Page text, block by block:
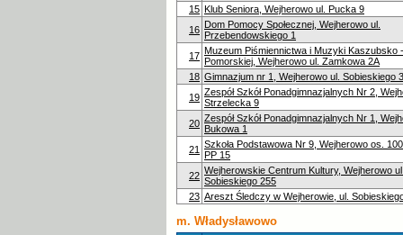
15 Klub Seniora, Wejherowo ul. Pucka 9
16 Dom Pomocy Społecznej, Wejherowo ul.
Przebendowskiego 1
17 Muzeum Piśmiennictwa i Muzyki Kaszubsko -
Pomorskiej, Wejherowo ul. Zamkowa 2A
18 Gimnazjum nr 1, Wejherowo ul. Sobieskiego
19 Zespół Szkół Ponadgimnazjalnych Nr 2,
Strzelecka 9
20 Zespół Szkół Ponadgimnazjalnych Nr 1,
Bukowa 1
21 Szkoła Podstawowa Nr 9, Wejherowo os.
PP 15
22 Wejherowskie Centrum Kultury, Wejherowo
Sobieskiego 255
23 Areszt Śledczy w Wejherowie, ul.
m. Władysławowo